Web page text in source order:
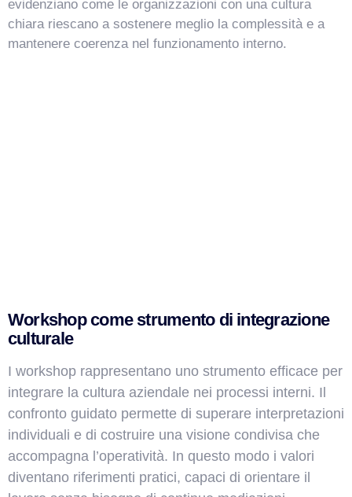
evidenziano come le organizzazioni con una cultura
chiara riescano a sostenere meglio la complessità e a
mantenere coerenza nel funzionamento interno.
Workshop come strumento di integrazione
culturale
I workshop rappresentano uno strumento efficace per
integrare la cultura aziendale nei processi interni. Il
confronto guidato permette di superare interpretazioni
individuali e di costruire una visione condivisa che
accompagna l’operatività. In questo modo i valori
diventano riferimenti pratici, capaci di orientare il